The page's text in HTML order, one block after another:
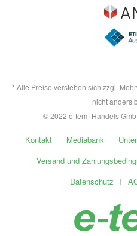
* Alle Preise verstehen sich zzgl.
nicht anders
© 2022 e-term Handels
Kontakt Mediabank
Versand und
Datenschutz